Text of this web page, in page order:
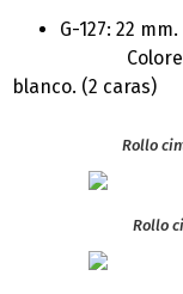
G-127: 22
Colores:
blanco. (2 caras)
Rollo
Rollo